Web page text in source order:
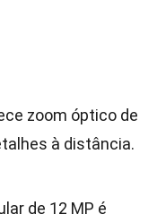
zoom óptico de
à distância.
de 12 MP é